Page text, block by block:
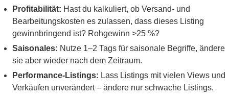
Profitabilität: Hast du kalkuliert, ob Versand- und
Bearbeitungskosten es zulassen, dass dieses Listing
gewinnbringend ist? Rohgewinn >25 %?
Saisonales: Nutze 1–2 Tags für saisonale Begriffe, ändere
sie aber wieder nach dem Zeitraum.
Performance-Listings: Lass Listings mit vielen Views und
Verkäufen unverändert – ändere nur schwache Listings.